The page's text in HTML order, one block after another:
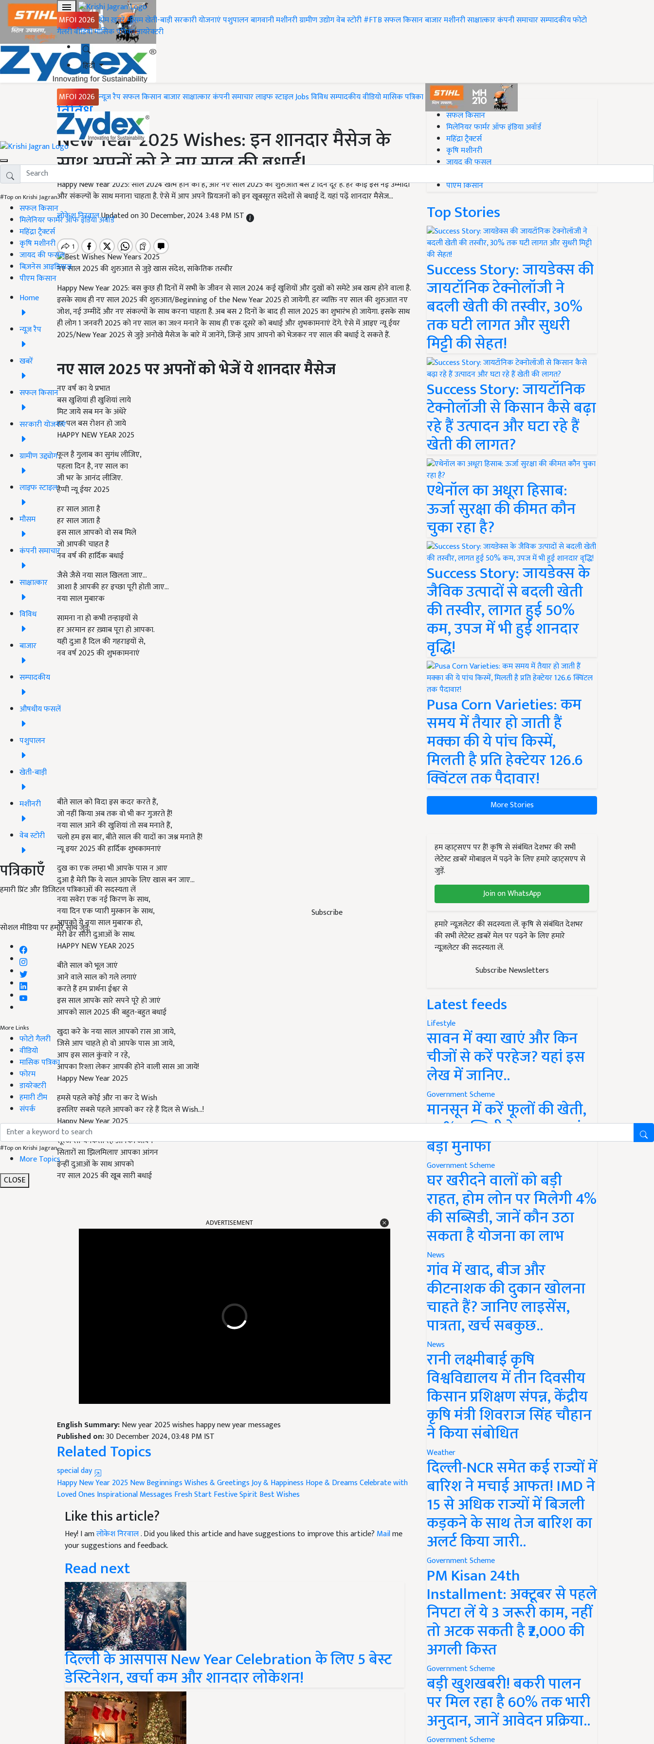
MFOI 2026 होमख़बरेंमौसमखेती-बाड़ीसरकारी योजनाएंपशुपालनबागवानीमशीनरीग्रामीण उद्योगवेब स्टोरी#FTBसफल किसानबाजारमशीनरीसाक्षात्कारकंपनी समाचारसम्पादकीयफोटो
गैलरीवीडियोमासिक पत्रिकाडायरेक्टरी
हिंदी
MFOI 2026 न्यूज़ रैपसफल किसानबाजारसाक्षात्कारकंपनी समाचारलाइफ स्टाइलJobsविविधसम्पादकीयवीडियोमासिक पत्रिका
#Top on Krishi Jagran
सफल किसान
मिलेनियर फार्मर ऑफ इंडिया अवॉर्ड
महिंद्रा ट्रैक्टर्स
कृषि मशीनरी
जायद की फसल
बिज़नेस आइडियाज
पीएम किसान
Home
न्यूज़ रैप
खबरें
सफल किसान
सरकारी योजनाएं
ग्रामीण उद्द्योग
लाइफ स्टाइल
मौसम
कंपनी समाचार
साक्षात्कार
विविध
बाजार
सम्पादकीय
औषधीय फसलें
पशुपालन
खेती-बाड़ी
मशीनरी
वेब स्टोरी
पत्रिकाएँ
हमारी प्रिंट और डिजिटल पत्रिकाओं की सदस्यता लें
Subscribe
सोशल मीडिया पर हमारे साथ जुड़ें:
More Links
फोटो गैलरी
वीडियो
मासिक पत्रिका
फोरम
डायरेक्टरी
हमारी टीम
संपर्क
#Top on Krishi Jagran
More Topics
CLOSE
Home
विविध
New Year 2025 Wishes: इन शानदार मैसेज के
साथ अपनों को दे नए साल की बधाई!
Happy New Year 2025: साल 2024 खत्म होने को है, और नए साल 2025 की शुरुआत बस 2 दिन दूर है. हर कोई इसे नई उम्मीदों
और संकल्पों के साथ मनाना चाहता है. ऐसे में आप अपने प्रियजनों को इन खूबसूरत संदेशों से बधाई दें. यहां पढ़ें शानदार मैसेज...
लोकेश निरवालUpdated on 30 December, 2024 3:48 PM IST
नए साल 2025 की शुरुआत से जुड़े खास संदेश, सांकेतिक तस्वीर
Happy New Year 2025: बस कुछ ही दिनों में सभी के जीवन से साल 2024 कई खुशियों और दुखों को समेटे अब खत्म होने वाला है.
इसके साथ ही नए साल 2025 की शुरुआत/Beginning of the New Year 2025 हो जायेगी. हर व्यक्ति नए साल की शुरुआत नए
जोश, नई उम्‍मीदें और नए संकल्पों के साथ करना चाहता है. अब बस 2 दिनों के बाद ही साल 2025 का शुभारंभ हो जायेगा. इसके साथ
ही लोग 1 जनवरी 2025 को नए साल का जश्‍न मनाने के साथ ही एक दूसरे को बधाई और शुभकामनाएं देंगे. ऐसे में आइए न्यू ईयर
2025/New Year 2025 से जुड़े अनोखे मैसेज के बारे में जानेंगे, जिन्हें आप आपनो को भेजकर नए साल की बधाई दे सकते हैं.
नए साल 2025पर अपनों को भेजें ये शानदार मैसेज
नए वर्ष का ये प्रभात
बस खुशियां ही खुशियां लाये
मिट जाये सब मन के अंधेरे
हर पल बस रोशन हो जाये
HAPPY NEW YEAR 2025
फूल है गुलाब का सुगंध लीजिए,
पहला दिन है, नए साल का
जी भर के आनंद लीजिए.
हैप्पी न्यू ईयर 2025
हर साल आता है
हर साल जाता है
इस साल आपको वो सब मिले
जो आपकी चाहत है
नव वर्ष की हार्दिक बधाई
जैसे जैसे नया साल खिलता जाए...
आशा है आपकी हर इच्छा पूरी होती जाए...
नया साल मुबारक
सामना ना हो कभी तन्हाइयों से
हर अरमान हर ख़्वाब पूरा हो आपका.
यही दुआ है दिल की गहराइयों से,
नव वर्ष 2025 की शुभकामनाएं
बीते साल को विदा इस कदर करते हैं,
जो नहीं किया अब तक वो भी कर गुजरते हैं!
नया साल आने की खुशियां तो सब मनाते हैं,
चलो हम इस बार, बीते साल की यादों का जश्न मनाते हैं!
न्यू इयर 2025 की हार्दिक शुभकामनाएं
दुख का एक लम्हा भी आपके पास न आए
दुआ है मेरी कि ये साल आपके लिए खास बन जाए...
नया सवेरा एक नई किरण के साथ,
नया दिन एक प्यारी मुस्कान के साथ,
आपको ये नया साल मुबारक हो,
मेरी ढेर सारी दुआओं के साथ.
HAPPY NEW YEAR 2025
बीते साल को भूल जाएं
आने वाले साल को गले लगाएं
करते हैं हम प्रार्थना ईश्वर से
इस साल आपके सारे सपने पूरे हो जाएं
आपको साल 2025 की बहुत-बहुत बधाई
खुदा करे के नया साल आपको रास आ जाये,
जिसे आप चाहते हो वो आपके पास आ जाये,
आप इस साल कुंवारे न रहे,
आपका रिश्ता लेकर आपकी होने वाली सास आ जाये!
Happy New Year 2025
हमसे पहले कोई और ना कर दे Wish
इसलिए सबसे पहले आपको कर रहे हैं दिल से Wish…!
Happy New Year 2025
सूरज सा चमकता रहें आपका जीवन
सितारों सा झिलमिलाए आपका आंगन
इन्हीं दुआओं के साथ आपको
नए साल 2025 की खूब सारी बधाई
Published on:30 December 2024, 03:48 PM IST
Related Topics
special day
Happy New Year 2025
Loved Ones Inspirational MessagesFresh StartFestive SpiritBest Wishes
Like this article?
Hey! I amलोकेश निरवाल. Did you liked this article and have suggestions to improve this article?
your suggestions and feedback.
Read next
दिल्ली के आसपास New Year Celebration के लिए 5 बेस्ट
डेस्टिनेशन, खर्चा कम और शानदार लोकेशन!
#Top on Krishi Jagran
सफल किसान
मिलेनियर फार्मर ऑफ इंडिया अवॉर्ड
महिंद्रा ट्रैक्टर्स
कृषि मशीनरी
जायद की फसल
पीएम किसान
Top Stories
Success Story: जायडेक्स की
जायटॉनिक टेक्नोलॉजी ने
बदली खेती की तस्वीर, 30%
तक घटी लागत और सुधरी
मिट्टी की सेहत!
Success Story: जायटॉनिक
टेक्नोलॉजी से किसान कैसे बढ़ा
रहे हैं उत्पादन और घटा रहे हैं
खेती की लागत?
एथेनॉल का अधूरा हिसाब:
ऊर्जा सुरक्षा की कीमत कौन
चुका रहा है?
Success Story: जायडेक्स के
जैविक उत्पादों से बदली खेती
की तस्वीर, लागत हुई 50%
कम, उपज में भी हुई शानदार
वृद्धि!
Pusa Corn Varieties: कम
समय में तैयार हो जाती हैं
मक्का की ये पांच किस्में,
मिलती है प्रति हेक्टेयर 126.6
क्विंटल तक पैदावार!
More Stories
हम व्हाट्सएप पर हैं! कृषि से संबंधित देशभर की सभी
लेटेस्ट ख़बरें मोबाइल में पढ़ने के लिए हमारे व्हाट्सएप से
जुड़ें.
Join on WhatsApp
हमारे न्यूज़लेटर की सदस्यता लें. कृषि से संबंधित देशभर
की सभी लेटेस्ट ख़बरें मेल पर पढ़ने के लिए हमारे
न्यूज़लेटर की सदस्यता लें.
Subscribe Newsletters
Latest feeds
Lifestyle
सावन में क्या खाएं और किन
चीजों से करें परहेज? यहां इस
लेख में जानिए..
Government Scheme
मानसून में करें फूलों की खेती,
50% सब्सिडी के साथ कमाएं
बड़ा मुनाफा
Government Scheme
घर खरीदने वालों को बड़ी
राहत, होम लोन पर मिलेगी 4%
की सब्सिडी, जानें कौन उठा
सकता है योजना का लाभ
News
गांव में खाद, बीज और
कीटनाशक की दुकान खोलना
चाहते हैं? जानिए लाइसेंस,
पात्रता, खर्च सबकुछ..
News
रानी लक्ष्मीबाई कृषि
विश्वविद्यालय में तीन दिवसीय
किसान प्रशिक्षण संपन्न, केंद्रीय
कृषि मंत्री शिवराज सिंह चौहान
ने किया संबोधित
Weather
दिल्ली-NCR समेत कई राज्यों में
बारिश ने मचाई आफत! IMD ने
15 से अधिक राज्यों में बिजली
कड़कने के साथ तेज बारिश का
अलर्ट किया जारी..
Government Scheme
PM Kisan 24th
Installment: अक्टूबर से पहले
निपटा लें ये 3 जरूरी काम, नहीं
तो अटक सकती है ₹2,000 की
अगली किस्त
Government Scheme
बड़ी खुशखबरी! बकरी पालन
पर मिल रहा है 60% तक भारी
अनुदान, जानें आवेदन प्रक्रिया..
Government Scheme